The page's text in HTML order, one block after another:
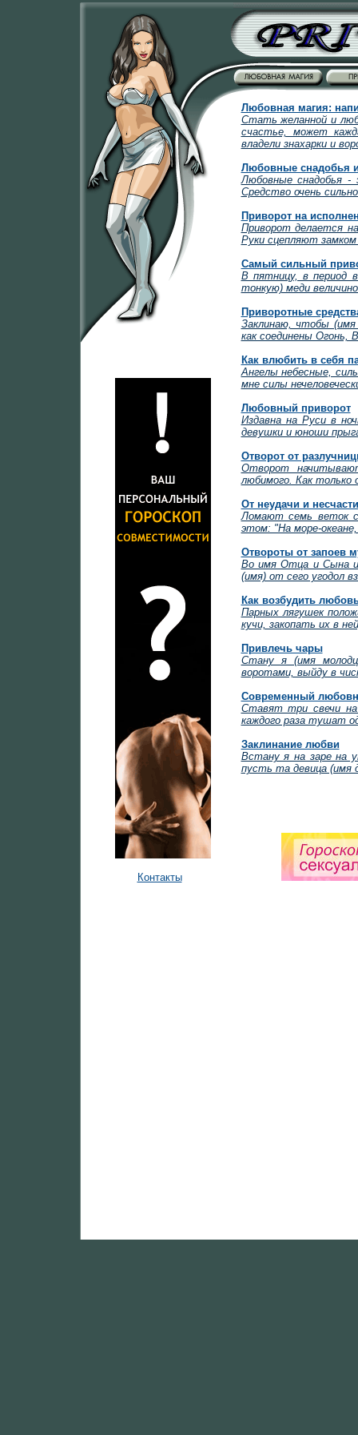
Любовная магия:
Стать желанной и
счастье, может
владели знахарки и
Любовные снадобья
Любовные снадобья -
Средство очень
Приворот на
Приворот делается
Руки сцепляют
Самый сильный
В пятницу, в период
тонкую) меди
Приворотные
Заклинаю, чтобы
как соединены Огонь,
Как влюбить в себя
Ангелы небесные,
мне силы
Любовный приворот
Издавна на Руси в
девушки и юноши
Отворот от
Отворот
любимого. Как только
От неудачи и
Ломают семь веток с
этом: "На море-
Отвороты от запоев
Во имя Отца и Сына
(имя) от сего угодол
Как возбудить
Парных лягушек
кучи, закопать их в
Привлечь чары
Стану я (имя
воротами, выйду в
Современный
Ставят три свечи
каждого раза тушат
Заклинание любви
Встану я на заре на
пусть та девица (имя
Контакты